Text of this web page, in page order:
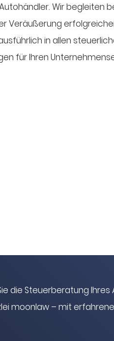
Wir begleiten
Veräußerung
in allen
für Ihren
die Steuerberatung
moonlaw – mit